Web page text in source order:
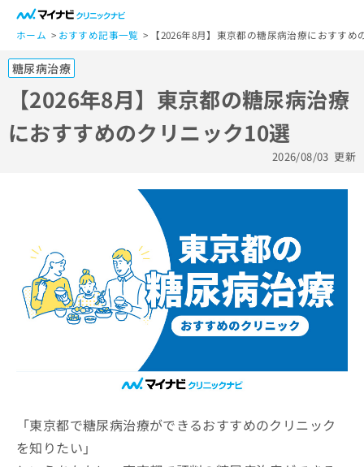
ホーム おすすめ記事一覧 【2026年8月】東京都の糖尿病治療におすすめ
糖尿病治療
【2026年8月】東京都の糖尿病治療
におすすめのクリニック10選
2026/08/03 更新
「東京都で糖尿病治療ができるおすすめのクリニック
を知りたい」
一
般
ー
ザ
ー
の
方
ナ
ビ
ク
ビ
関
関
係
ら
広